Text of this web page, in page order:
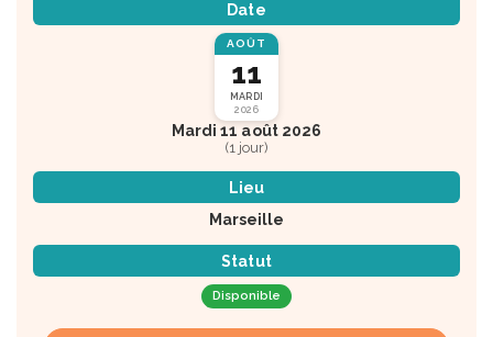
Date
AOÛT
11
MARDI
2026
Mardi 11 août 2026
(1 jour)
Lieu
Marseille
Statut
Disponible